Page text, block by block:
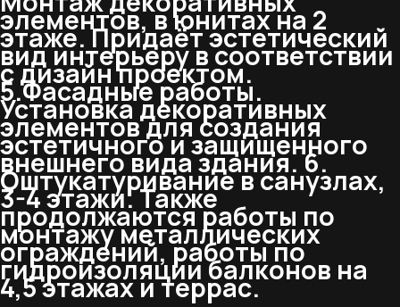
элементов, в юнитах на 2
этаже. Придаёт эстетический
вид интерьеру в соответствии
с дизайн проектом.
5.Фасадные работы.
Установка декоративных
элементов для создания
эстетичного и защищенного
внешнего вида здания. 6.
Оштукатуривание в санузлах,
3-4 этажи. Также
продолжаются работы по
монтажу металлических
ограждений, работы по
гидроизоляции балконов на
4,5 этажах и террас.